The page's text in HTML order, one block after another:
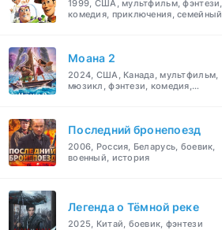
1999, США, мультфильм, фэнтези,
комедия, приключения, семейный
Моана 2
2024, США, Канада, мультфильм,
мюзикл, фэнтези, комедия,
Последний бронепоезд
2006, Россия, Беларусь, боевик,
военный, история
Легенда о Тёмной реке
2025, Китай, боевик, фэнтези